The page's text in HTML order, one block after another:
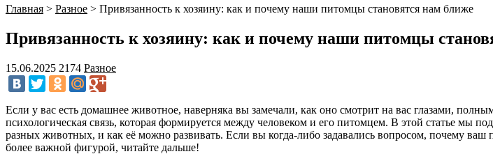
Главная > Разное > Привязанность к хозяину: как и почему наши питомцы становятся нам ближе
Привязанность к хозяину: как и почему наши питомцы
15.06.2025 2174 Разное
Если у вас есть домашнее животное, наверняка вы замечали, как оно смотрит на вас глазами,
психологическая связь, которая формируется между человеком и его питомцем. В этой статье мы
разных животных, и как её можно развивать. Если вы когда-либо задавались вопросом, почему
более важной фигурой, читайте дальше!